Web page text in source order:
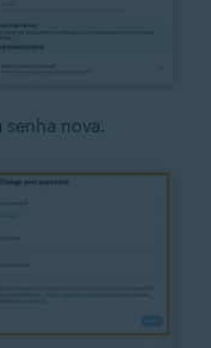
nova.